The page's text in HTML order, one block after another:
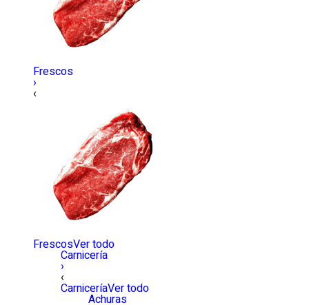
Frescos
›
‹
FrescosVer todo
Carnicería
›
‹
CarniceríaVer todo
Achuras